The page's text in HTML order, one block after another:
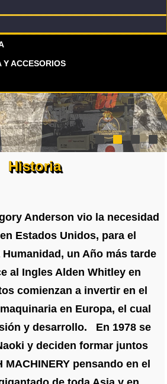
ACCESORIOS
Historia
Anderson vio la necesidad
Estados Unidos, para el
un Año más tarde
al Ingles Alden Whitley en
comienzan a invertir en el
en Europa, el cual
y desarrollo. En 1978 se
y deciden formar juntos
MACHINERY pensando en el